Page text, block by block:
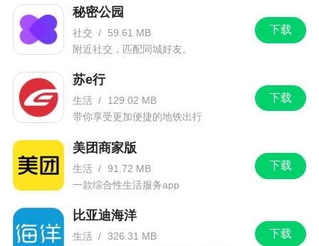
下载
秘密公园
社交 /
59.61 MB
附近社交，匹配同城好友。
下载
苏e行
生活 /
129.02 MB
带你享受更加便捷的地铁出行
下载
美团商家版
生活 / 91.72 MB
一款综合性生活服务app
下载
比亚迪海洋
生活 / 326.31 MB